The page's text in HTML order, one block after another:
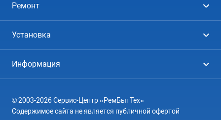
Ремонт
Посудомоечные машины
Кондиционеры
Установка
Кондиционеры
Информация
География
© 2003-2026 Сервис-Центр «РемБытТех»
Содержимое сайта не является публичной офертой